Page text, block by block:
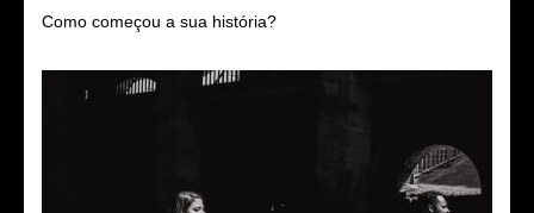
Como começou a sua história?